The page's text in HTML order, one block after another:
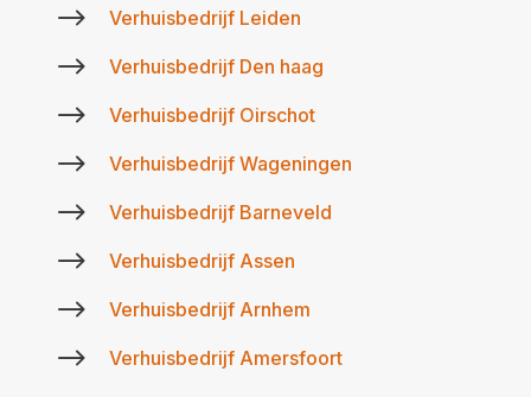
$ Verhuisbedrijf Leiden
$ Verhuisbedrijf Den haag
$ Verhuisbedrijf Oirschot
$ Verhuisbedrijf Wageningen
$ Verhuisbedrijf Barneveld
$ Verhuisbedrijf Assen
$ Verhuisbedrijf Arnhem
$ Verhuisbedrijf Amersfoort